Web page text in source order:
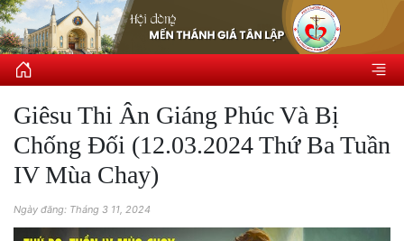
Giêsu Thi Ân Giáng Phúc Và Bị
Chống Đối (12.03.2024 Thứ Ba Tuần
IV Mùa Chay)
Ngày đăng: Tháng 3 11, 2024